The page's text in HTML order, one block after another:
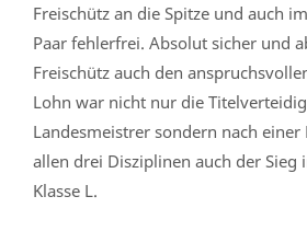
Freischütz an die Spitze und auch
Paar fehlerfrei. Absolut sicher und
Freischütz auch den
Lohn war nicht nur die
Landesmeistrer sondern nach einer
allen drei Disziplinen auch der Sieg
Klasse L.